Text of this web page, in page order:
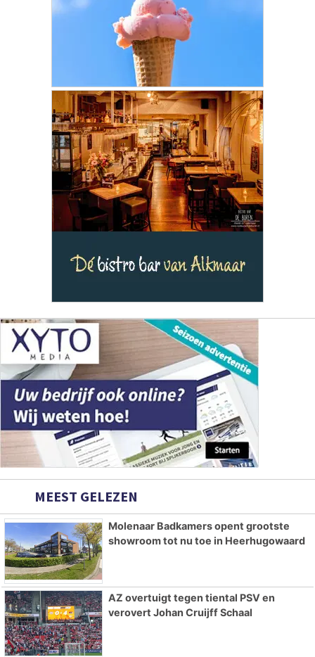
MEEST GELEZEN
Molenaar Badkamers opent grootste
showroom tot nu toe in Heerhugowaard
AZ overtuigt tegen tiental PSV en
verovert Johan Cruijff Schaal